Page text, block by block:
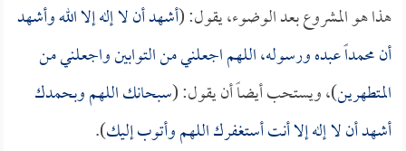
هذا هو المشروع بعد الوضوء، يقول: (أشهد أن لا إله إلا الله وأشهد
أن محمداً عبده ورسوله، اللهم اجعلني من التوابين واجعلني من
المتطهرين)، ويستحب أيضاً أن يقول: (سبحانك اللهم وبحمدك
أشهد أن لا إله إلا أنت أستغفرك اللهم وأتوب إليك).